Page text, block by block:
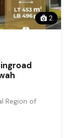
2
Region of